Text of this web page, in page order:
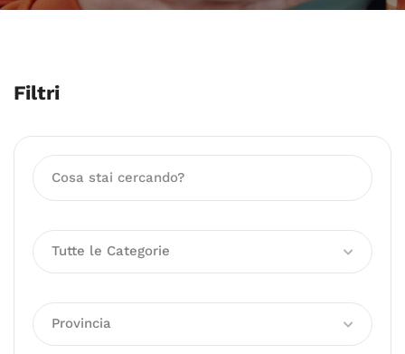
Filtri
Tutte le Categorie
Provincia